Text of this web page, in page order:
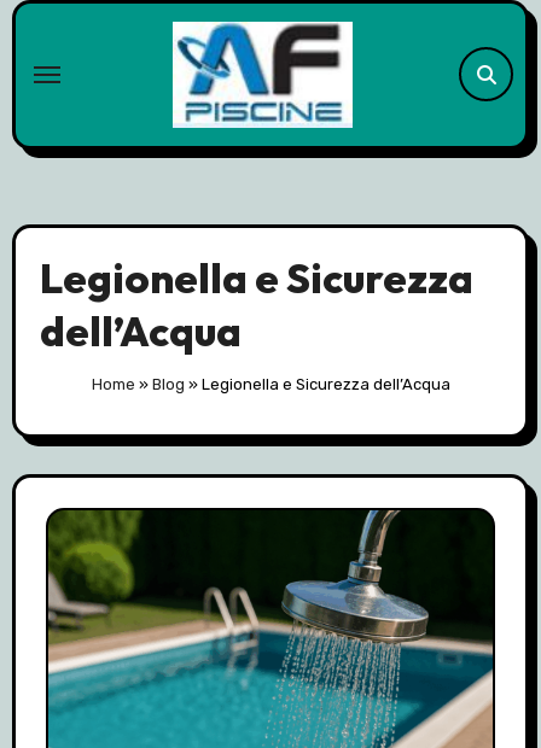
Skip
content
Legionella e Sicurezza
dell’Acqua
Home » Blog » Legionella e Sicurezza dell’Acqua